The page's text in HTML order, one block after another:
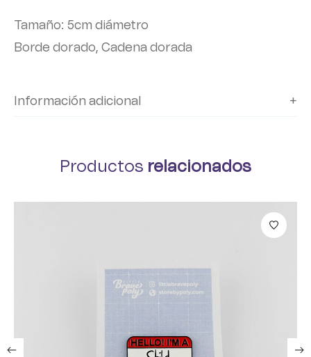
Tamaño: 5cm diámetro
Borde dorado, Cadena dorada
Información adicional
Productos relacionados